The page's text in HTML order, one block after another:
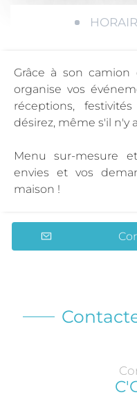
Grâce à son camion
organise vos
réceptions,
désirez, même s'il n'y
Menu sur-mesure
envies et vos
maison !